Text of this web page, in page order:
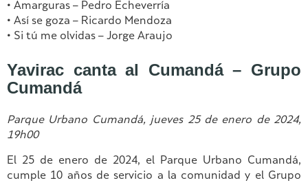
• Amarguras – Pedro Echeverría
• Así se goza – Ricardo Mendoza
• Si tú me olvidas – Jorge Araujo
Yavirac canta al Cumandá – Grupo
Cumandá
Parque Urbano Cumandá, jueves 25 de enero de 2024,
19h00
El 25 de enero de 2024, el Parque Urbano Cumandá,
cumple 10 años de servicio a la comunidad y el Grupo